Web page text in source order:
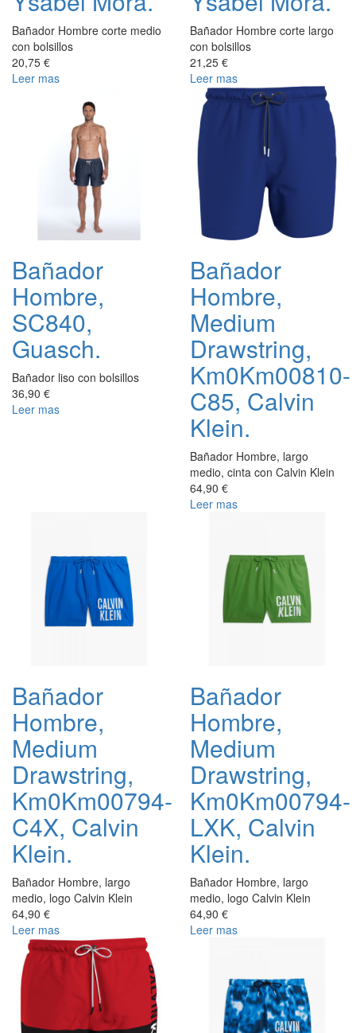
Bañador Hombre corte medio
con bolsillos
20,75 €
Leer mas
Bañador Hombre corte largo
con bolsillos
21,25 €
Leer mas
Bañador
Hombre,
SC840,
Guasch.
Bañador liso con bolsillos
36,90 €
Leer mas
Bañador
Hombre,
Medium
Drawstring,
Km0Km00810-
C85, Calvin
Klein.
Bañador Hombre, largo
medio, cinta con Calvin Klein
64,90 €
Leer mas
Bañador
Hombre,
Medium
Drawstring,
Km0Km00794-
C4X, Calvin
Klein.
Bañador Hombre, largo
medio, logo Calvin Klein
64,90 €
Leer mas
Bañador
Hombre,
Medium
Drawstring,
Km0Km00794-
LXK, Calvin
Klein.
Bañador Hombre, largo
medio, logo Calvin Klein
64,90 €
Leer mas